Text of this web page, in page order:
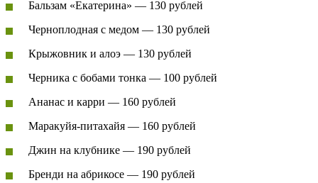
Бальзам «Екатерина» — 130 рублей
Черноплодная с медом — 130 рублей
Крыжовник и алоэ — 130 рублей
Черника с бобами тонка — 100 рублей
Ананас и карри — 160 рублей
Маракуйя-питахайя — 160 рублей
Джин на клубнике — 190 рублей
Бренди на абрикосе — 190 рублей